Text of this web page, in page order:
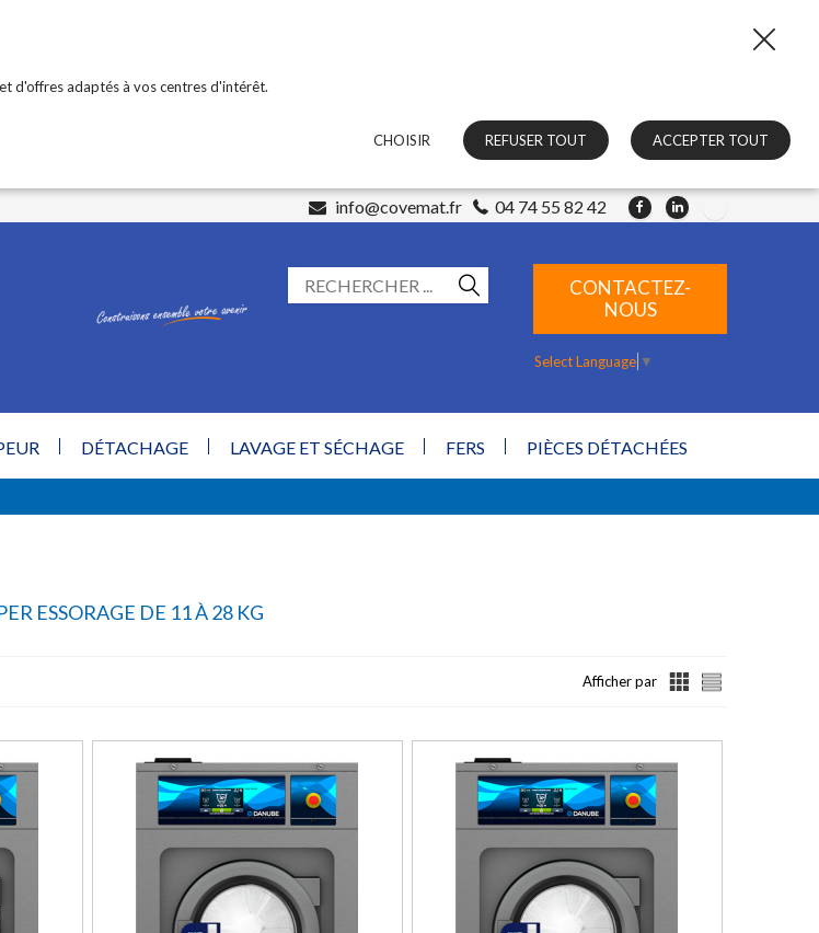
04 74 55 82 42
info@covemat.fr
CONTACTEZ-
NOUS
Select Language ▼
DÉTACHAGE LAVAGE ET SÉCHAGE FERS PIÈCES DÉTACHÉES
ESSORAGE DE 11 À 28 KG
Afficher par
d'offres adaptés à vos centres d'intérêt.
CHOISIR REFUSER TOUT ACCEPTER TOUT